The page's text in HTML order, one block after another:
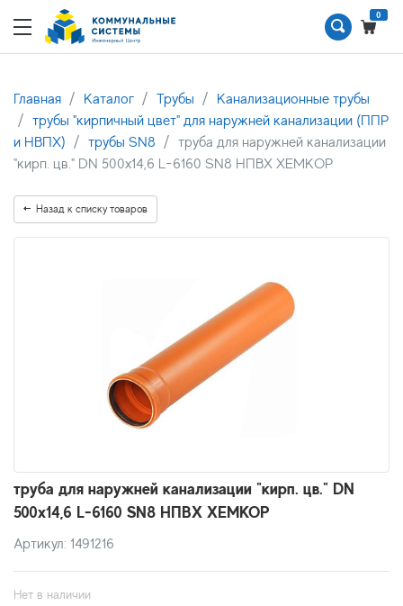
0
Главная Каталог Трубы
Канализационные трубы
трубы "кирпичный цвет" для наружней канализации (ППР
и НВПХ)
трубы SN8
труба для наружней канализации
"кирп. цв." DN 500х14,6 L-6160 SN8 НПВХ ХЕМКОР
Назад к списку товаров
труба для наружней канализации "кирп. цв." DN
500х14,6 L-6160 SN8 НПВХ ХЕМКОР
Артикул: 1491216
Нет в наличии